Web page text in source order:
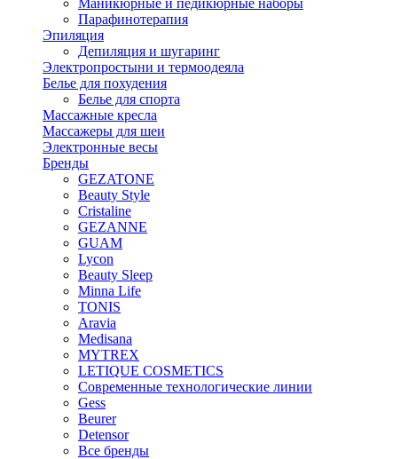
Маникюрные и педикюрные наборы
Парафинотерапия
Эпиляция
Депиляция и шугаринг
Электропростыни и термоодеяла
Белье для похудения
Белье для спорта
Массажные кресла
Массажеры для шеи
Электронные весы
Бренды
GEZATONE
Beauty Style
Cristaline
GEZANNE
GUAM
Lycon
Beauty Sleep
Minna Life
TONIS
Aravia
Medisana
MYTREX
LETIQUE COSMETICS
Современные технологические линии
Gess
Beurer
Detensor
Все бренды